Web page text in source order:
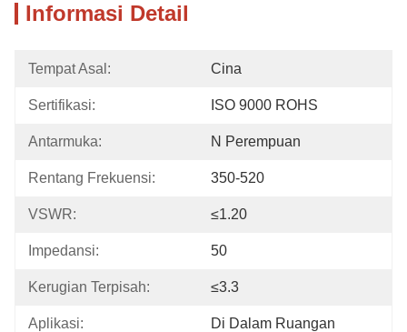
Informasi Detail
Tempat Asal: Cina
Sertifikasi: ISO 9000 ROHS
Antarmuka: N Perempuan
Rentang Frekuensi: 350-520
VSWR: ≤1.20
Impedansi: 50
Kerugian Terpisah: ≤3.3
Aplikasi: Di Dalam Ruangan